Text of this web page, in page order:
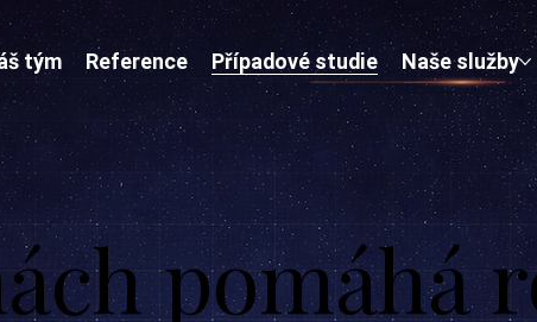
tým Reference Případové studie Naše služby
pomáhá